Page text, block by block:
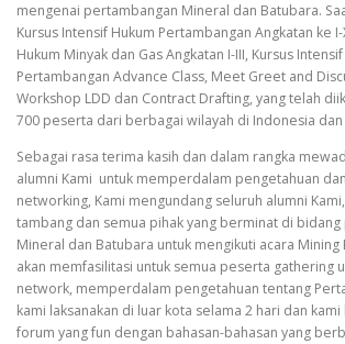
mengenai pertambangan Mineral dan Batubara.
Kursus Intensif Hukum Pertambangan Angkatan ke
Hukum Minyak dan Gas Angkatan I-III, Kursus
Pertambangan Advance Class, Meet Greet and
Workshop LDD dan Contract Drafting, yang telah
700 peserta dari berbagai wilayah di Indonesia
Sebagai rasa terima kasih dan dalam rangka
alumni Kami untuk memperdalam pengetahuan
networking, Kami mengundang seluruh alumni
tambang dan semua pihak yang berminat di
Mineral dan Batubara untuk mengikuti acara Mining
akan memfasilitasi untuk semua peserta gathering
network, memperdalam pengetahuan tentang
kami laksanakan di luar kota selama 2 hari dan
forum yang fun dengan bahasan-bahasan yang